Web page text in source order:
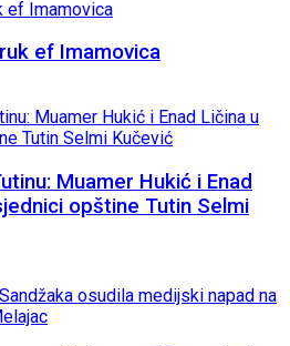
ef Imamovica
Muamer Hukić i Enad
opštine Tutin Selmi